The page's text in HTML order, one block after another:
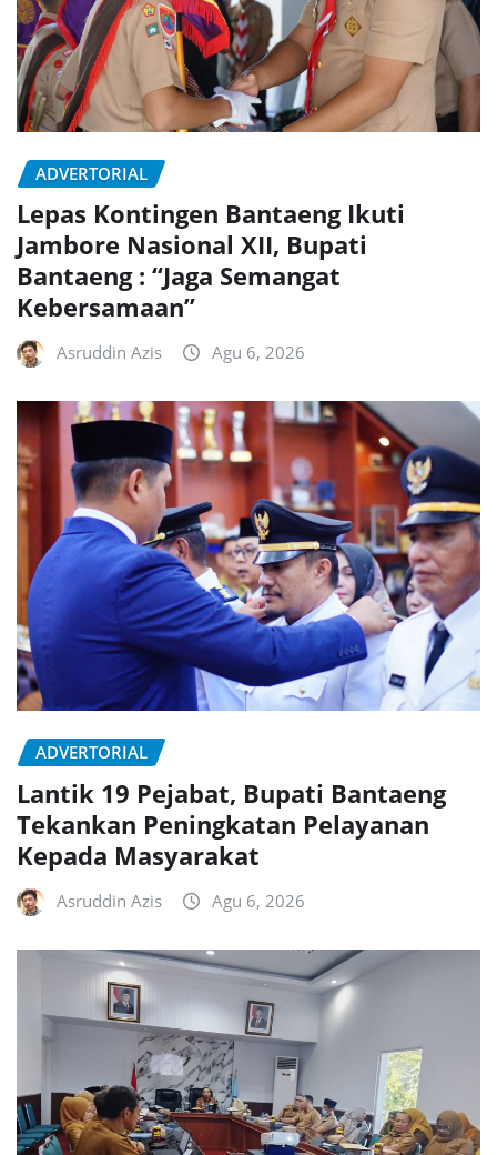
ADVERTORIAL
Lepas Kontingen Bantaeng Ikuti
Jambore Nasional XII, Bupati
Bantaeng : “Jaga Semangat
Kebersamaan”
Asruddin Azis Agu 6, 2026
ADVERTORIAL
Lantik 19 Pejabat, Bupati Bantaeng
Tekankan Peningkatan Pelayanan
Kepada Masyarakat
Asruddin Azis Agu 6, 2026